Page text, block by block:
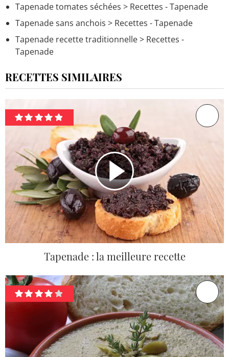
Tapenade tomates séchées > Recettes - Tapenade
Tapenade sans anchois > Recettes - Tapenade
Tapenade recette traditionnelle> Recettes -
Tapenade
RECETTES SIMILAIRES
Tapenade : la meilleure recette